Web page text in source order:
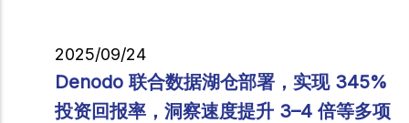
2025/09/24
Denodo 联合数据湖仓部署，实现 345%
投资回报率，洞察速度提升 3–4 倍等多项